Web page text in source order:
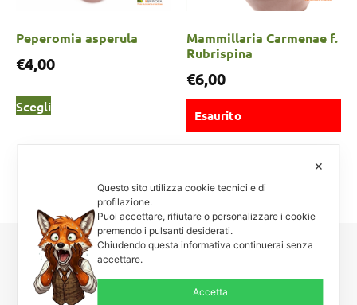
Peperomia asperula
€4,00
Scegli
Mammillaria Carmenae f.
Rubrispina
€6,00
Esaurito
Carnosa & Spinosa
Piante grasse, succulente e cactacee – Via Teodora Bresciani, 40 –
25080 Manerba BS – P.I. 04796900985 – Tel/Fax +39 0365
✕
Questo sito utilizza cookie tecnici e di
profilazione.
Puoi accettare, rifiutare o personalizzare i cookie
premendo i pulsanti desiderati.
Chiudendo questa informativa continuerai senza
accettare.
Accetta